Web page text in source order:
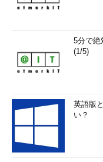
5分で絶
(1/5)
英語版
い？